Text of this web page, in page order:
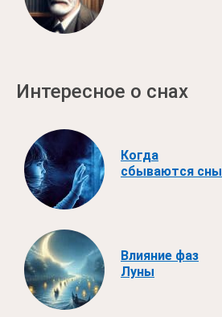
Интересное о снах
Когда
сбываются сны
Влияние фаз
Луны